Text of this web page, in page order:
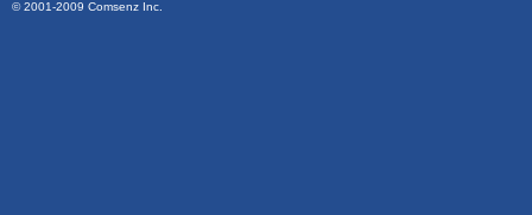
© 2001-2009 Comsenz Inc.